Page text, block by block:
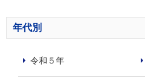
年代別
令和５年